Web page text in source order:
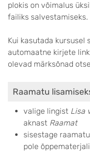
plokis on võimalus
failiks salvestamiseks.
Kui kasutada kursusel
automaatne kirjete
olevad märksõnad
Raamatu
valige lingist Lisa
aknast Raamat
sisestage
pole